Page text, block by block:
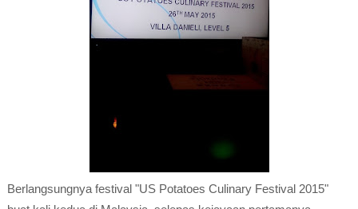
Berlangsungnya festival "US Potatoes Culinary Festival 2015"